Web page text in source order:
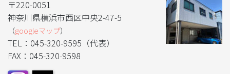
〒220-0051
神奈川県横浜市西区中央2-47-5
（googleマップ）
TEL：045-320-9595（代表）
FAX：045-320-9598